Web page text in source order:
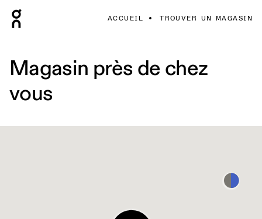
ACCUEIL TROUVER UN MAGASIN
Magasin près de chez
vous